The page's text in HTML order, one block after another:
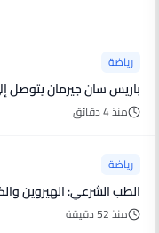
رياضة
باريس سان جيرمان يتوصل
منذ 4 دقائق
رياضة
الطب الشرعي: الهيروين
منذ 52 دقيقة